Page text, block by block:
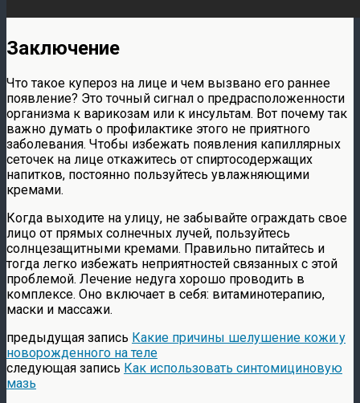
Заключение
Что такое купероз на лице и чем вызвано его раннее
появление? Это точный сигнал о предрасположенности
организма к варикозам или к инсультам. Вот почему так
важно думать о профилактике этого не приятного
заболевания. Чтобы избежать появления капиллярных
сеточек на лице откажитесь от спиртосодержащих
напитков, постоянно пользуйтесь увлажняющими
кремами.
Когда выходите на улицу, не забывайте ограждать свое
лицо от прямых солнечных лучей, пользуйтесь
солнцезащитными кремами. Правильно питайтесь и
тогда легко избежать неприятностей связанных с этой
проблемой. Лечение недуга хорошо проводить в
комплексе. Оно включает в себя: витаминотерапию,
маски и массажи.
предыдущая запись Какие причины шелушение кожи у
новорожденного на теле
следующая запись Как использовать синтомициновую
мазь